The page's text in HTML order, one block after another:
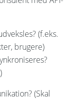
(f.eks.
brugere)
(Skal